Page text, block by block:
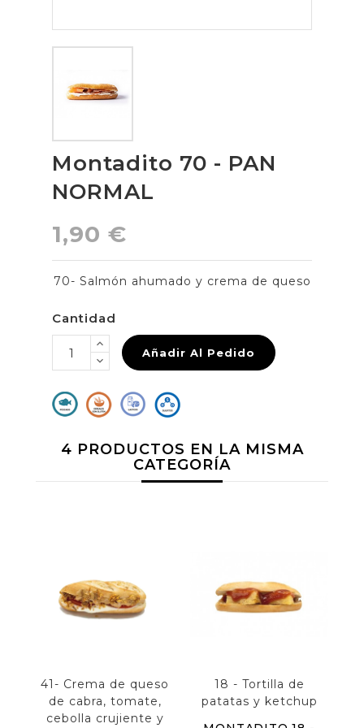
Montadito 70 - PAN
NORMAL
1,90 €
70- Salmón ahumado y crema de queso
Cantidad
Añadir Al Pedido
4 PRODUCTOS EN LA MISMA
CATEGORÍA
41- Crema de queso
de cabra, tomate,
cebolla crujiente y
18 - Tortilla de
patatas y ketchup